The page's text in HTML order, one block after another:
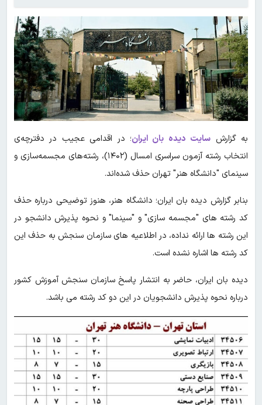
به گزارش سایت دیده بان ایران؛ در اقدامی عجیب ‌در دفترچه‌ی
انتخاب رشته آزمون سراسری امسال (۱۴۰۲)، رشته‌های مجسمه‌سازی و
سینمای "دانشگاه هنر" تهران حذف شده‌اند.
بنابر گزارش دیده بان ایران؛ دانشگاه هنر، هنوز توضیحی درباره حذف
کد رشته های "مجسمه سازی" و "سینما" و نحوه پذیرش دانشجو در
این رشته ها ارائه نداده، در اطلاعیه های سازمان سنجش به حذف این
کد رشته ها اشاره نشده است.
دیده بان ایران، حاضر به انتشار پاسخ سازمان سنجش آموزش کشور
درباره نحوه پذیرش دانشجویان در این دو کد رشته می باشد.